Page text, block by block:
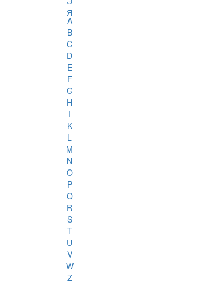
Я
A
B
C
D
E
F
G
H
I
K
L
M
N
O
P
Q
R
S
T
U
V
W
Z